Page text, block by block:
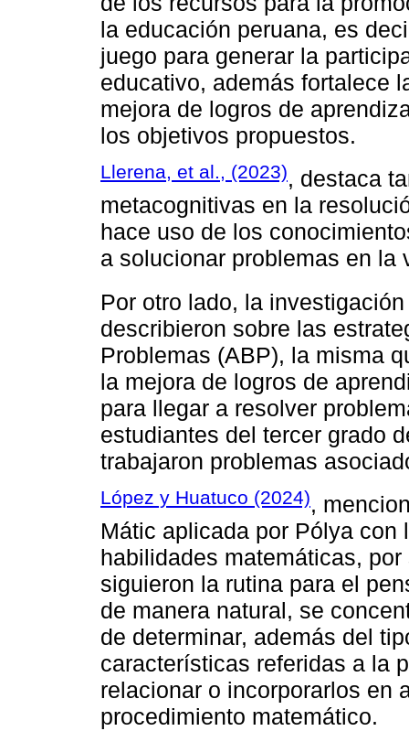
la educación peruana, es
juego para generar la
educativo, además fortalece
mejora de logros de
los objetivos propuestos.
Llerena, et al., (2023), destaca
metacognitivas en la
hace uso de los
a solucionar problemas en la
Por otro lado, la
describieron sobre las
Problemas (ABP), la misma
la mejora de logros de
para llegar a resolver
estudiantes del tercer grado
trabajaron problemas
López y Huatuco (2024),
Mátic aplicada por Pólya con
habilidades matemáticas,
siguieron la rutina para el
de manera natural, se
de determinar, además del
características referidas a la
relacionar o incorporarlos en
procedimiento matemático.